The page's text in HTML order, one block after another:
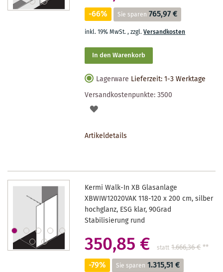
-66% Sie sparen 765,97 €
inkl. 19% MwSt.,zzgl.Versandkosten
In den Warenkorb
Lagerware Lieferzeit: 1-3 Werktage
Versandkostenpunkte:3500
AUF
Artikeldetails
Kermi Walk-In XB Glasanlage
XBWIW12020VAK 118-120 x 200 cm, silber
hochglanz, ESG klar, 90Grad
Stabilisierung rund
350,85 € statt 1.666,36 €**
-79% Sie sparen 1.315,51 €